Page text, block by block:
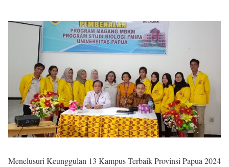
Menelusuri Keunggulan 13 Kampus Terbaik Provinsi Papua 2024